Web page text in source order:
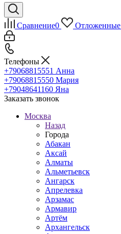
Сравнение0 Отложенные
Телефоны
+79068815551 Анна
+79068815550 Мария
+79048641160 Яна
Заказать звонок
Москва
Назад
Города
Абакан
Аксай
Алматы
Альметьевск
Ангарск
Апрелевка
Арзамас
Армавир
Артём
Архангельск